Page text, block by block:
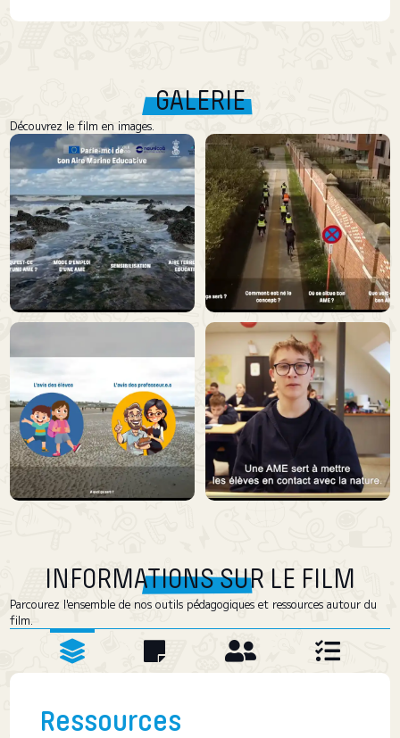
GALERIE
Découvrez le film en images.
INFORMATIONS SUR LE FILM
Parcourez l'ensemble de nos outils pédagogiques et ressources autour du
film.
Ressources